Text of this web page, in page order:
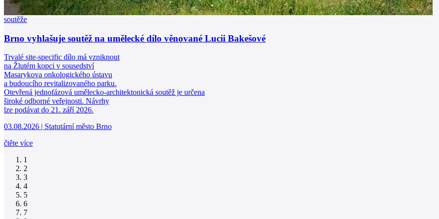
vytápění
Teplovodní akumulační kamna v Kácově
Voda a oheň si mohou překvapivě dobře rozumět, zejména v případě, že oheň vyrábí energii a voda se následně stává jejím nositelem a
promítá do principu vytápění, kdy je možné teplo nejen vyrobit, ale především účinně akumulovat, regulovat
a využívat v čase. A právě tuto roli
sehrává voda v realizaci teplovodních akumulačních kamen v poloroubeném rodinném domě v Kácově.
28.07.2026|Hoxter, a.s.
čtěte více
2
4
5
6
7
8
9